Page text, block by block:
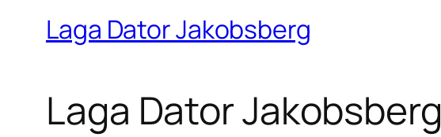
Laga Dator Jakobsberg
Laga Dator Jakobsberg